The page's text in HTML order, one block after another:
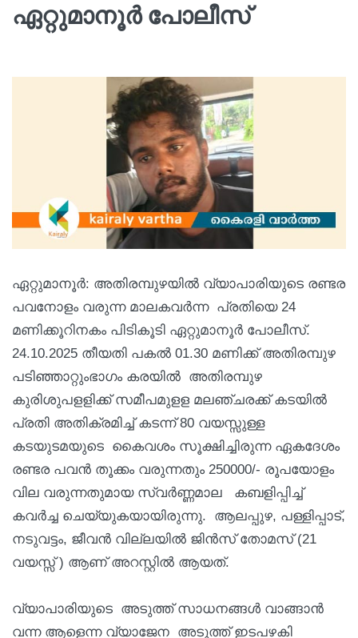
ഏറ്റുമാനൂർ പോലീസ്
ഏറ്റുമാനൂർ: അതിരമ്പുഴയി‌ൽ വ്യാപാരിയുടെ രണ്ടര
പവനോളം വരുന്ന മാലകവർന്ന പ്രതിയെ 24
മണിക്കൂറിനകം പിടികൂടി ഏറ്റുമാനൂർ പോലീസ്.
24.10.2025 തീയതി പകൽ 01.30 മണിക്ക് അതിരമ്പുഴ
പടിഞ്ഞാറ്റുംഭാഗം കരയിൽ അതിരമ്പുഴ
കുരിശുപളളിക്ക് സമീപമുളള മലഞ്ചരക്ക് കടയിൽ
പ്രതി അതിക്രമിച്ച് കടന്ന് 80 വയസ്സുള്ള
കടയുടമയുടെ കൈവശം സൂക്ഷിച്ചിരുന്ന ഏകദേശം
രണ്ടര പവൻ തൂക്കം വരുന്നതും 250000/- രൂപയോളം
വില വരുന്നതുമായ സ്വർണ്ണമാല കബളിപ്പിച്ച്
കവർച്ച ചെയ്യുകയായിരുന്നു. ആലപ്പുഴ, പള്ളിപ്പാട്,
നടുവട്ടം, ജീവൻ വില്ലയിൽ ജിൻസ് തോമസ് (21
വയസ്സ് ) ആണ് അറസ്റ്റിൽ ആയത്.
വ്യാപാരിയുടെ അടുത്ത് സാധനങ്ങൾ വാങ്ങാൻ
വന്ന ആളെന്ന വ്യാജേന അടുത്ത് ഇടപഴകി